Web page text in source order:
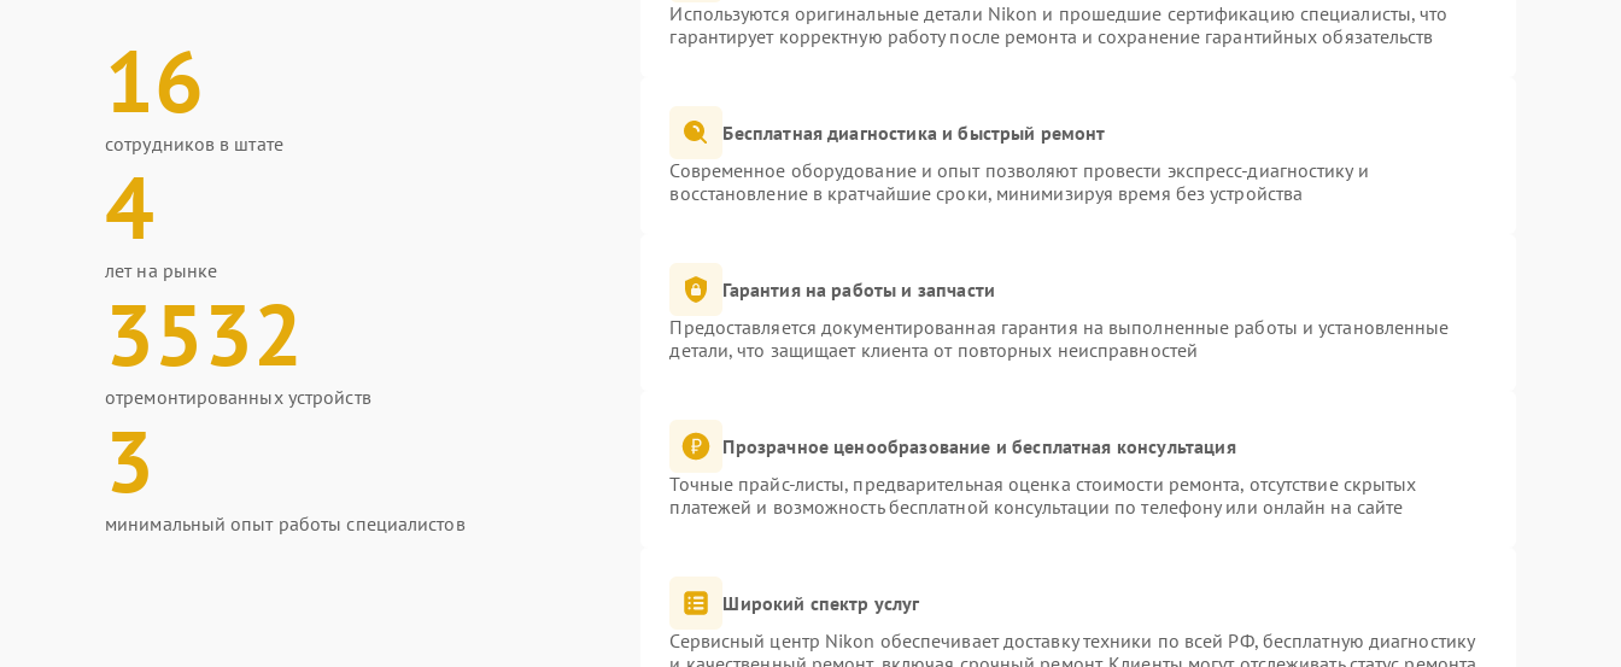
16
сотрудников в штате
4
лет на рынке
3532
отремонтированных устройств
3
минимальный опыт работы специалистов
Используются оригинальные детали Nikon и прошедшие сертификацию специалисты, что
гарантирует корректную работу после ремонта и сохранение гарантийных обязательств
Бесплатная диагностика и быстрый ремонт
Современное оборудование и опыт позволяют провести экспресс-диагностику и
восстановление в кратчайшие сроки, минимизируя время без устройства
Гарантия на работы и запчасти
Предоставляется документированная гарантия на выполненные работы и установленные
детали, что защищает клиента от повторных неисправностей
Прозрачное ценообразование и бесплатная консультация
Точные прайс-листы, предварительная оценка стоимости ремонта, отсутствие скрытых
платежей и возможность бесплатной консультации по телефону или онлайн на сайте
Широкий спектр услуг
Сервисный центр Nikon обеспечивает доставку техники по всей РФ, бесплатную диагностику